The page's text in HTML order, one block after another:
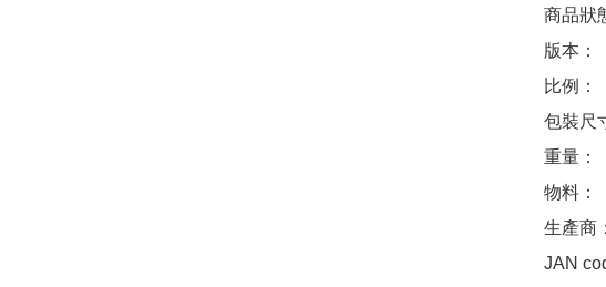
商品狀
版本：
比例：
包裝尺
重量：
物料：
生產商
JAN